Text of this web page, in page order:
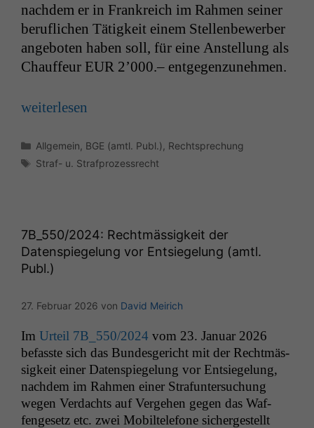
nach­dem er in Frankre­ich im Rah­men sein­er
beru­flichen Tätigkeit einem Stel­len­be­wer­ber
ange­boten haben soll, für eine Anstel­lung als
Chauf­feur EUR 2’000.– entgegenzunehmen.
weit­er­lesen
Kategorien
Allgemein BGE (amtl. Publ.) Rechtsprechung
Schlagwörter
Straf- u. Strafprozessrecht
7B_550/2024: Rechtmässigkeit der
Datenspiegelung vor Entsiegelung (amtl.
Publ.)
27. Februar 2026 von David Meirich
Im Urteil 7B_550/2024 vom 23. Jan­u­ar 2026
befasste sich das Bun­des­gericht mit der Recht­mäs­
sigkeit ein­er Daten­spiegelung vor Entsiegelung,
nach­dem im Rah­men ein­er Stra­fun­ter­suchung
wegen Ver­dachts auf Verge­hen gegen das Waf­
fenge­setz etc. zwei Mobil­tele­fone sichergestellt